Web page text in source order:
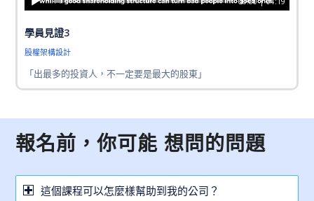
學員見證3
股權架構設計
「出最多的投資人，不一定要是最大的股東」
報名前，你可能 想問的問題
這個課程可以怎麼樣幫助到我的公司？